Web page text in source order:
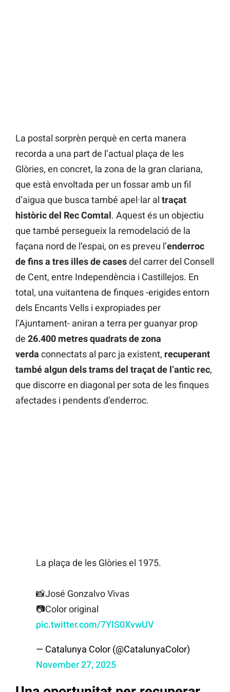
La postal sorprèn perquè en certa manera
recorda a una part de l’actual plaça de les
Glòries, en concret, la zona de la gran clariana,
que està envoltada per un fossar amb un fil
d’aigua que busca també apel·lar al traçat
històric del Rec Comtal. Aquest és un objectiu
que també persegueix la remodelació de la
façana nord de l’espai, on es preveu l’enderroc
de fins a tres illes de casesdel carrer del Consell
de Cent, entre Independència i Castillejos. En
total, una vuitantena de finques -erigides entorn
dels Encants Vells i expropiades per
l’Ajuntament- aniran a terra per guanyar prop
de 26.400 metres quadrats de zona
verda connectats al parc ja existent, recuperant
també algun dels trams del traçat de l’antic rec,
que discorre en diagonal per sota de les finques
afectades i pendents d’enderroc.
La plaça de les Glòries el 1975.
📸José Gonzalvo Vivas
📷Color original
pic.twitter.com/7YlS0XvwUV
— Catalunya Color (@CatalunyaColor)
November 27, 2025